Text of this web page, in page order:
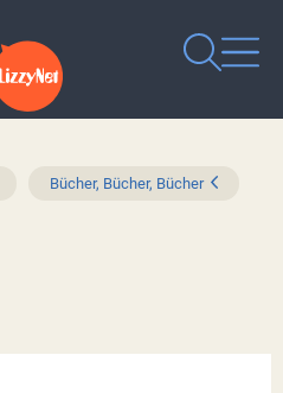
Bücher, Bücher, Bücher